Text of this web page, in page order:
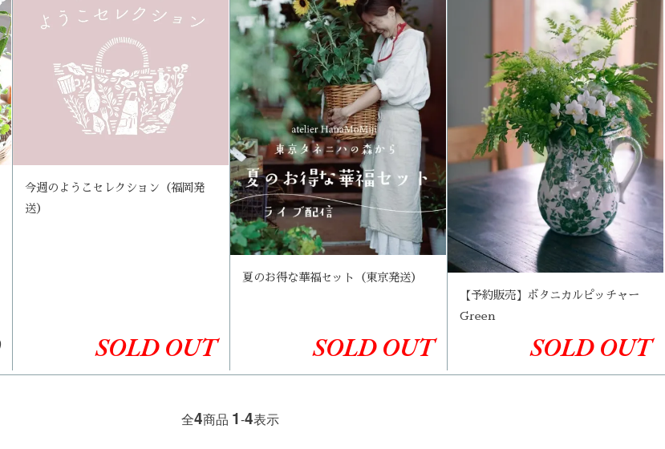
今週のようこセレクション（福岡発
送）
SOLD OUT
夏のお得な華福セット（東京発送）
SOLD OUT
【予約販売】ボタニカルピッチャー
Green
SOLD OUT
全4商品 1-4表示